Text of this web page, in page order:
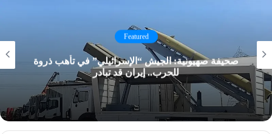
Featured
صحيفة صهيونية: الجيش “الإسرائيلي” في تأهب ذروة
للحرب.. إيران قد تبادر